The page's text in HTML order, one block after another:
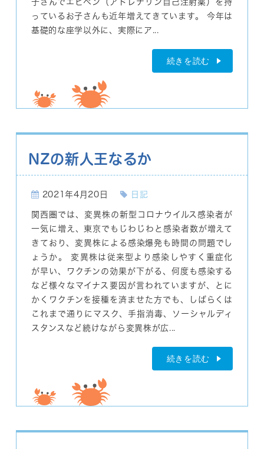
子さんでエピペン（アドレナリン自己注射薬）を持
っているお子さんも近年増えてきています。 今年は
基礎的な座学以外に、実際にア...
続きを読む
NZの新人王なるか
2021年4月20日 日記
関西圏では、変異株の新型コロナウイルス感染者が
一気に増え、東京でもじわじわと感染者数が増えて
きており、変異株による感染爆発も時間の問題でし
ょうか。 変異株は従来型より感染しやすく重症化
が早い、ワクチンの効果が下がる、何度も感染する
など様々なマイナス要因が言われていますが、とに
かくワクチンを接種を済ませた方でも、しばらくは
これまで通りにマスク、手指消毒、ソーシャルディ
スタンスなど続けながら変異株が広...
続きを読む